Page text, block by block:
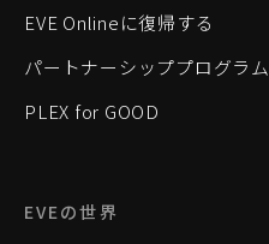
EVE Onlineに復帰する
パートナーシッププログラム
PLEX for GOOD
EVEの世界